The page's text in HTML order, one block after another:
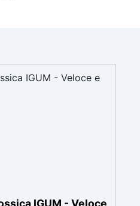
IGUM - Veloce